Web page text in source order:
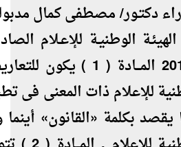
دكتـور/ مصطفى كمال
الوطنيـة للإعـلام
رقم 178 لسنة 2018 المـــادة (
للإعلام ذات المعنى فى
يقصد بكلمة «القانون»